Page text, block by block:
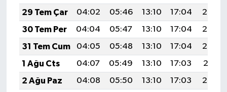
29 Tem Çar
04:02 05:46 13:10 17:04
20:24
30 Tem Per
04:04 05:47 13:10 17:04
20:23
31 Tem Cum
04:05 05:48 13:10 17:04
20:22
1 Ağu Cts
04:07 05:49 13:10 17:03
20:21
2 Ağu Paz
04:08 05:50 13:10 17:03
20:20